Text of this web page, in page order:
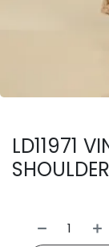
LD11971